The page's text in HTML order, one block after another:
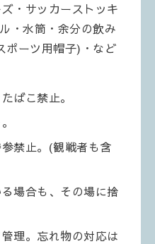
・サッカーストッキ
・水筒・余分の飲み
ポーツ用帽子)・など
ばこ禁止。
禁止。(観戦者も含
場合も、その場に捨
理。忘れ物の対応は